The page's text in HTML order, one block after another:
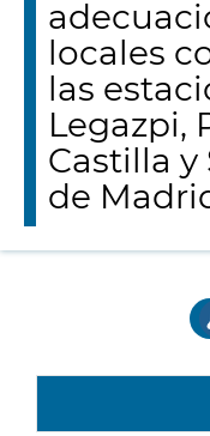
locales
las
Legazpi,
Castilla y
de